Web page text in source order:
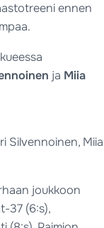
ennen
ja Miia
Silvennoinen,
joukkoon
37 (6:s),